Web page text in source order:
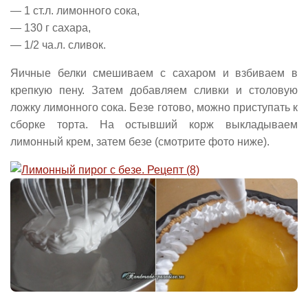
— 1 ст.л. лимонного сока,
— 130 г сахара,
— 1/2 ча.л. сливок.
Яичные белки смешиваем с сахаром и взбиваем в
крепкую пену. Затем добавляем сливки и столовую
ложку лимонного сока. Безе готово, можно приступать к
сборке торта. На остывший корж выкладываем
лимонный крем, затем безе (смотрите фото ниже).